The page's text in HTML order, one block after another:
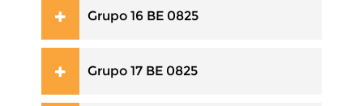
Grupo 16 BE 0825
Grupo 17 BE 0825